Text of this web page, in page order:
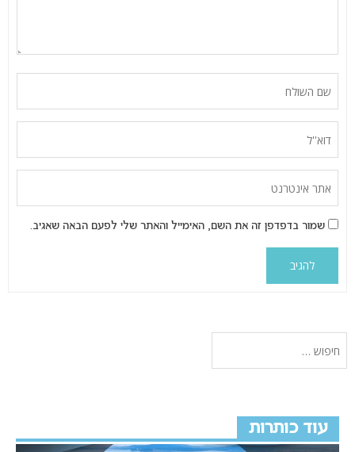
שמור בדפדפן זה את השם, האימייל והאתר שלי לפעם הבאה שאגיב.
עוד כותרות